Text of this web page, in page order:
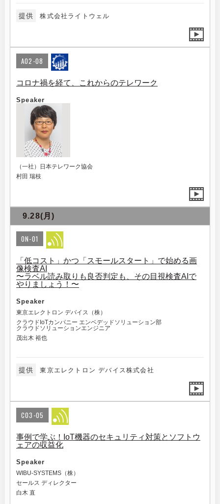
提供 株式会社ライトウェル
A02-08
コロナ禍を経て、これからのテレワーク
Speaker
（一社）日本テレワーク協会
村田 瑞枝
9.28(月)
ON-01
「低コスト」かつ「スモールスタート」で始める画
像検査AI
〜ラベル読み取りも良否判定も、その目視検査AIで
やりましょう！〜
Speaker
東京エレクトロン デバイス（株）
クラウドIoTカンパニー エンベデッドソリューション部
クラウドソリューションエンジニア
茂出木 裕也
提供 東京エレクトロン デバイス株式会社
C03-05
事例で学ぶ！IoT機器のセキュリティ対策とソフトウ
ェアの収益化
Speaker
WIBU-SYSTEMS（株）
セールス ディレクター
白木 直